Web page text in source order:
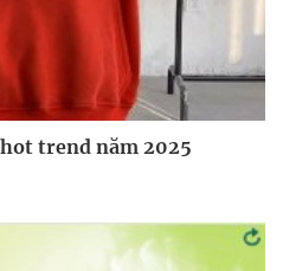
trend năm 2025